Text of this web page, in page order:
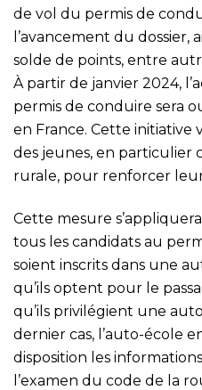
de vol du permis de
l’avancement du dossier,
solde de points, entre
À partir de janvier 2024,
permis de conduire sera
en France. Cette initiative
des jeunes, en particulier
rurale, pour renforcer leur
Cette mesure
tous les candidats au
soient inscrits dans une
qu’ils optent pour le
qu’ils privilégient une
dernier cas, l’auto-école
disposition les
l’examen du code de la